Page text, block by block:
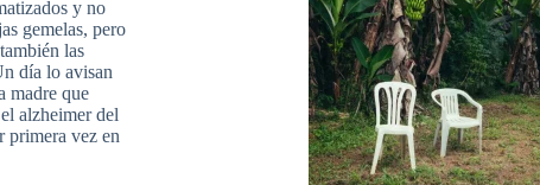
y no
gemelas, pero
las
día lo avisan
madre que
alzheimer del
primera vez en